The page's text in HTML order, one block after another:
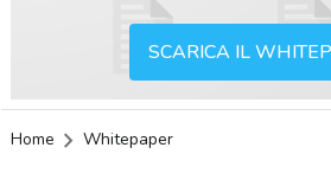
SCARICA IL
Home Whitepaper